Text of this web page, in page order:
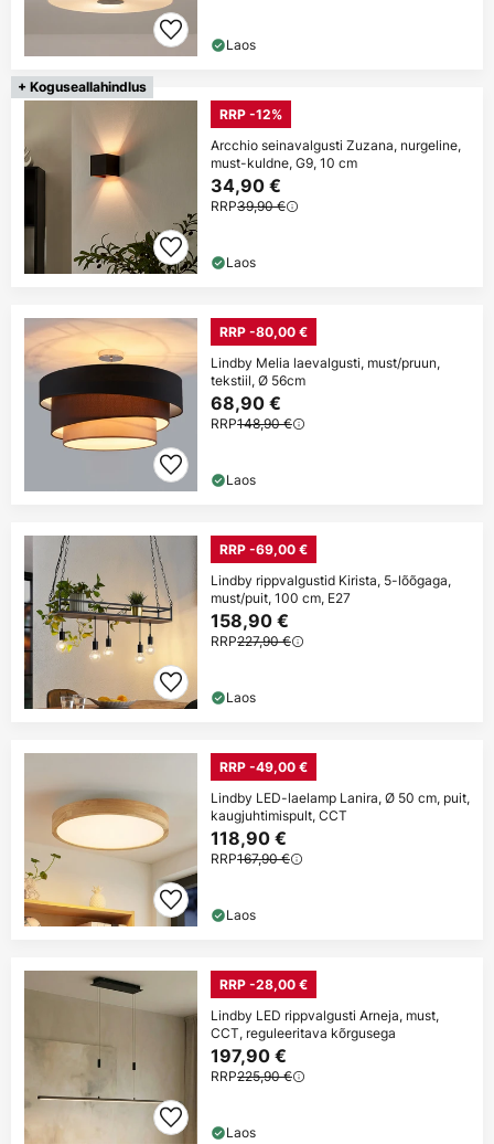
Laos
+ Koguseallahindlus
RRP -12%
Arcchio seinavalgusti Zuzana, nurgeline,
must-kuldne, G9, 10 cm
34,90 €
RRP39,90 €
Laos
RRP -80,00 €
Lindby Melia laevalgusti, must/pruun,
tekstiil, Ø 56cm
68,90 €
RRP148,90 €
Laos
RRP -69,00 €
Lindby rippvalgustid Kirista, 5-lõõgaga,
must/puit, 100 cm, E27
158,90 €
RRP227,90 €
Laos
RRP -49,00 €
Lindby LED-laelamp Lanira, Ø 50 cm, puit,
kaugjuhtimispult, CCT
118,90 €
RRP167,90 €
Laos
RRP -28,00 €
Lindby LED rippvalgusti Arneja, must,
CCT, reguleeritava kõrgusega
197,90 €
RRP225,90 €
Laos